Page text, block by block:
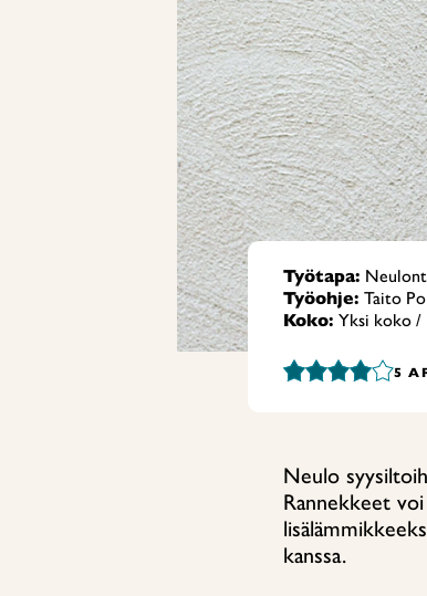
Työtapa:
Työohje: Taito
Koko: Yksi koko /
5
Neulo
Rannekkeet
kanssa.